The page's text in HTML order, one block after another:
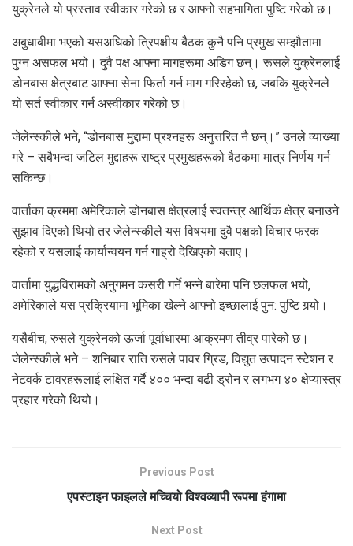
युक्रेनले यो प्रस्ताव स्वीकार गरेको छ र आफ्नो सहभागिता पुष्टि गरेको छ।
अबुधाबीमा भएको यसअघिको त्रिपक्षीय बैठक कुनै पनि प्रमुख सम्झौतामा
पुग्न असफल भयो। दुवै पक्ष आफ्ना मागहरूमा अडिग छन्। रूसले युक्रेनलाई
डोनबास क्षेत्रबाट आफ्ना सेना फिर्ता गर्न माग गरिरहेको छ, जबकि युक्रेनले
यो सर्त स्वीकार गर्न अस्वीकार गरेको छ।
जेलेन्स्कीले भने, “डोनबास मुद्दामा प्रश्नहरू अनुत्तरित नै छन्।” उनले व्याख्या
गरे – सबैभन्दा जटिल मुद्दाहरू राष्ट्र प्रमुखहरूको बैठकमा मात्र निर्णय गर्न
सकिन्छ।
वार्ताका क्रममा अमेरिकाले डोनबास क्षेत्रलाई स्वतन्त्र आर्थिक क्षेत्र बनाउने
सुझाव दिएको थियो तर जेलेन्स्कीले यस विषयमा दुवै पक्षको विचार फरक
रहेको र यसलाई कार्यान्वयन गर्न गाह्रो देखिएको बताए।
वार्तामा युद्धविरामको अनुगमन कसरी गर्ने भन्ने बारेमा पनि छलफल भयो,
अमेरिकाले यस प्रक्रियामा भूमिका खेल्ने आफ्नो इच्छालाई पुन: पुष्टि गर्‍यो।
यसैबीच, रुसले युक्रेनको ऊर्जा पूर्वाधारमा आक्रमण तीव्र पारेको छ।
जेलेन्स्कीले भने – शनिबार राति रुसले पावर ग्रिड, विद्युत उत्पादन स्टेशन र
नेटवर्क टावरहरूलाई लक्षित गर्दै ४०० भन्दा बढी ड्रोन र लगभग ४० क्षेप्यास्त्र
प्रहार गरेको थियो।
Previous Post
एपस्टाइन फाइलले मच्चियो विश्वव्यापी रूपमा हंगामा
Next Post